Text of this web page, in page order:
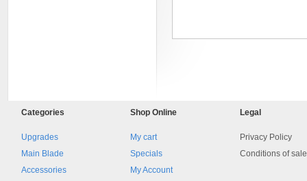
duro . Prezzo da confermare
Categories
Upgrades
Main Blade
Accessories
Shop Online
My cart
Specials
My Account
Legal
Privacy Policy
Conditions of